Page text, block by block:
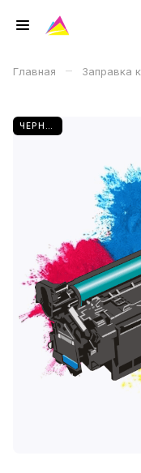
Главная – Заправка